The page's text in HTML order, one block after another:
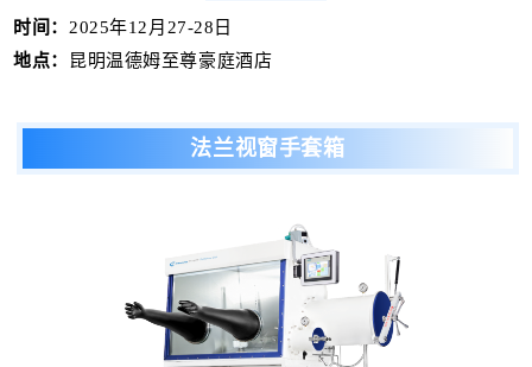
时间： 2025年12月27-28日
地点：
昆明温德姆至尊豪庭酒店
法兰视窗手套箱